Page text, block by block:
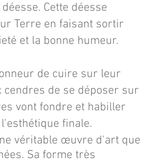
Cette déesse
Terre en faisant sortir
et la bonne humeur.
de cuire sur leur
de se déposer sur
vont fondre et habiller
finale.
véritable œuvre d'art que
Sa forme très